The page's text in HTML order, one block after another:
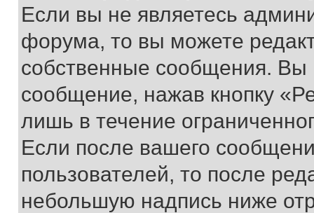
Если вы не являетесь
форума, то вы можете
собственные сообщения. Вы
сообщение, нажав кнопку
лишь в течение
Если после вашего
пользователей, то после
небольшую надпись ниже